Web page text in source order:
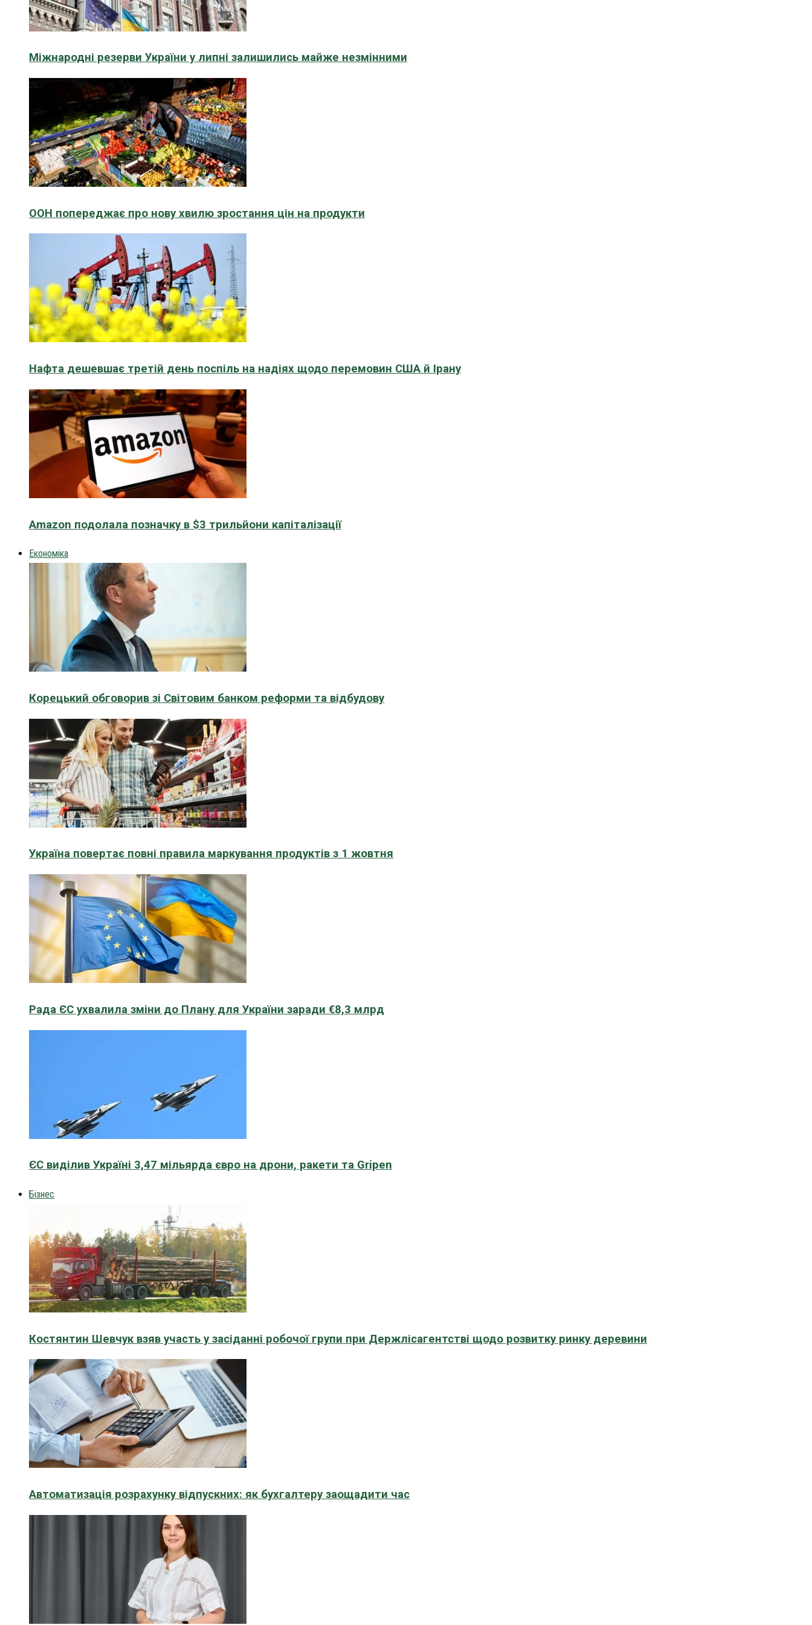
Міжнародні резерви України у липні залишились майже незмінними
ООН попереджає про нову хвилю зростання цін на продукти
Нафта дешевшає третій день поспіль на надіях щодо перемовин США й Ірану
Amazon подолала позначку в $3 трильйони капіталізації
Економіка
Корецький обговорив зі Світовим банком реформи та відбудову
Україна повертає повні правила маркування продуктів з 1 жовтня
Рада ЄС ухвалила зміни до Плану для України заради €8,3 млрд
ЄС виділив Україні 3,47 мільярда євро на дрони, ракети та Gripen
Бізнес
Костянтин Шевчук взяв участь у засіданні робочої групи при Держлісагентстві щодо розвитку ринку деревини
Автоматизація розрахунку відпускних: як бухгалтеру заощадити час